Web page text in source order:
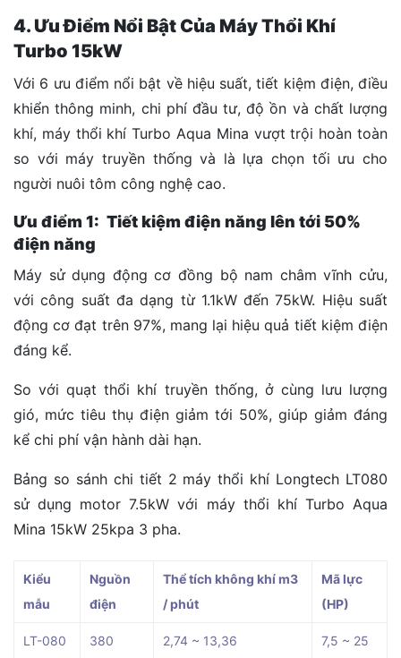
4. Ưu Điểm Nổi Bật Của Máy Thổi Khí
Turbo 15kW
Với 6 ưu điểm nổi bật về hiệu suất, tiết kiệm điện, điều
khiển thông minh, chi phí đầu tư, độ ồn và chất lượng
khí, máy thổi khí Turbo Aqua Mina vượt trội hoàn toàn
so với máy truyền thống và là lựa chọn tối ưu cho
người nuôi tôm công nghệ cao.
Ưu điểm 1: Tiết kiệm điện năng lên tới 50%
điện năng
Máy sử dụng động cơ đồng bộ nam châm vĩnh cửu,
với công suất đa dạng từ 1.1kW đến 75kW. Hiệu suất
động cơ đạt trên 97%, mang lại hiệu quả tiết kiệm điện
đáng kể.
So với quạt thổi khí truyền thống, ở cùng lưu lượng
gió, mức tiêu thụ điện giảm tới 50%, giúp giảm đáng
kể chi phí vận hành dài hạn.
Bảng so sánh chi tiết 2 máy thổi khí Longtech LT080
sử dụng motor 7.5kW với máy thổi khí Turbo Aqua
Mina 15kW 25kpa 3 pha.
Kiểu
mẫu
Nguồn
điện
Thể tích không khí m3
/ phút
Mã lực
(HP)
LT-080 380 2,74 ~ 13,36 7,5 ~ 25